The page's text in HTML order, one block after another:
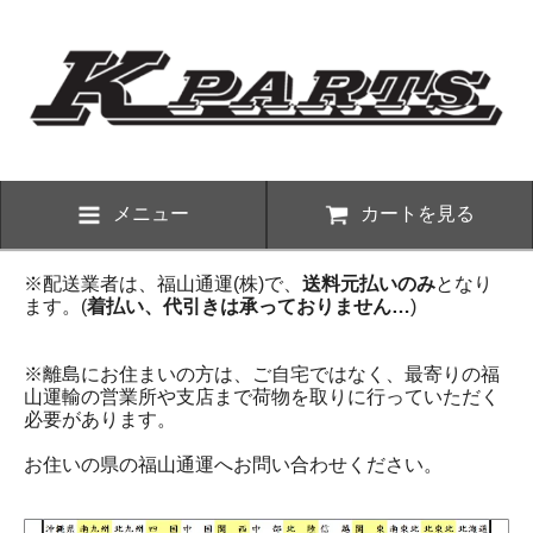
メニュー カートを見る
※配送業者は、福山通運(株)で、 送料元払いのみとなり
ます。(着払い、代引きは承っておりません…)
※離島にお住まいの方は、ご自宅ではなく、最寄りの福
山運輸の営業所や支店まで荷物を取りに行っていただく
必要があります。
お住いの県の福山通運へお問い合わせください。